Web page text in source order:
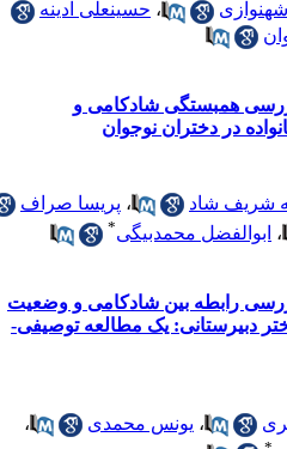
،حسینعلی آدینه
همبستگی شادکامی و
در دختران نوجوان
شاد ،پریسا صراف
ابوالفضل محمدبیگی
رابطه بین شادکامی و وضعیت
دبیرستانی: یک مطالعه توصیفی-
،یونس محمدی
،